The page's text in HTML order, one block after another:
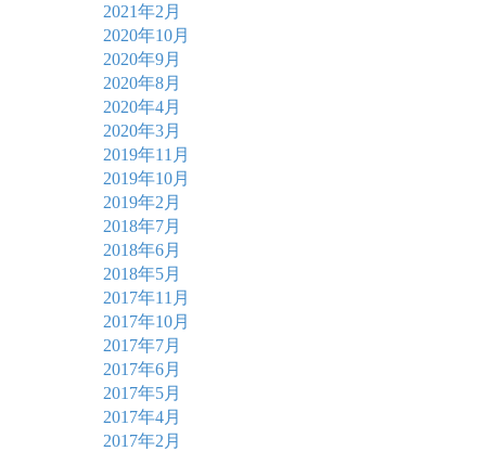
2021年2月
2020年10月
2020年9月
2020年8月
2020年4月
2020年3月
2019年11月
2019年10月
2019年2月
2018年7月
2018年6月
2018年5月
2017年11月
2017年10月
2017年7月
2017年6月
2017年5月
2017年4月
2017年2月